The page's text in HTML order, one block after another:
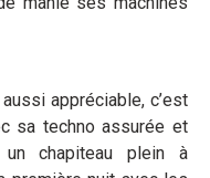
appréciable, c’est
sa techno assurée et
un chapiteau plein à